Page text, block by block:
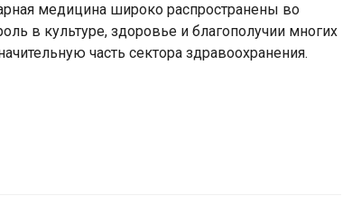
медицина широко распространены во
в культуре, здоровье и благополучии многих
часть сектора здравоохранения.